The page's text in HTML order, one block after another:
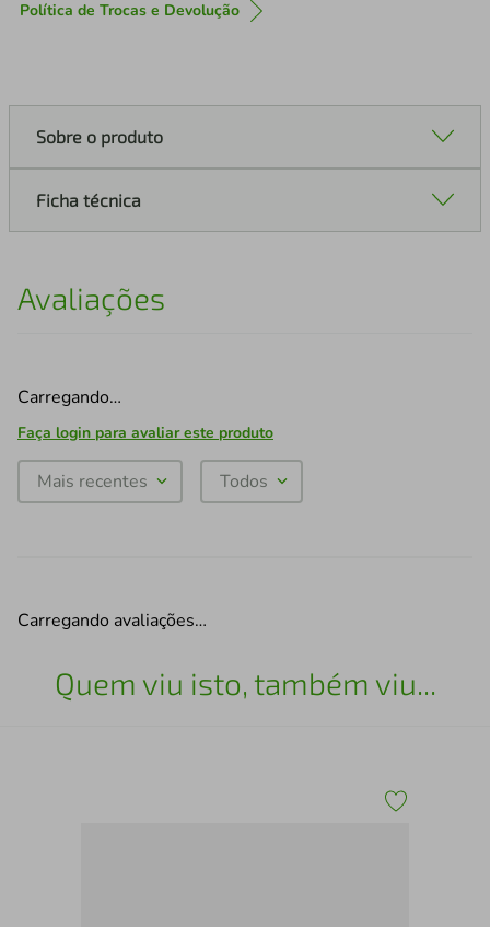
Política de Trocas e Devolução
Sobre o produto
Ficha técnica
Avaliações
Carregando…
Faça login para avaliar este produto
Mais recentes Todos
Carregando avaliações…
Quem viu isto, também viu...